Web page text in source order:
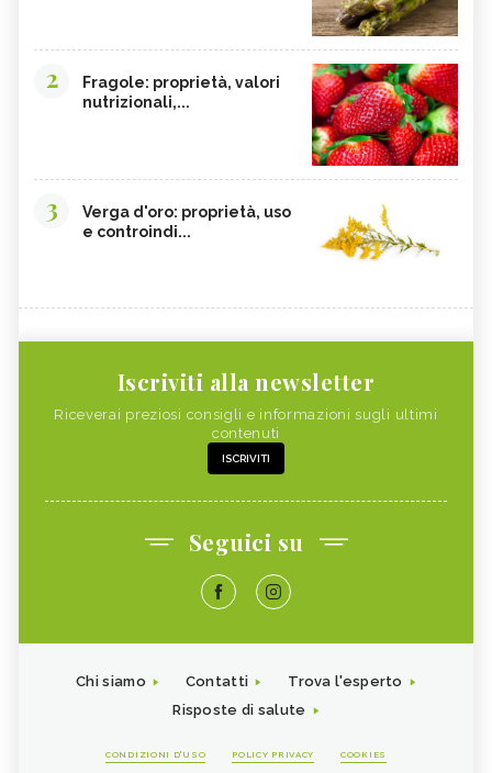
2
Fragole: proprietà, valori
nutrizionali,...
3
Verga d'oro: proprietà, uso
e controindi...
Iscriviti alla newsletter
Riceverai preziosi consigli e informazioni sugli ultimi
contenuti
ISCRIVITI
Seguici su
Chi siamo Contatti
Trova l'esperto
Risposte di salute
CONDIZIONI D'USO POLICY PRIVACY COOKIES